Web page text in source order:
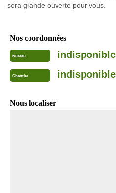
sera grande ouverte pour vous.
Nos coordonnées
Bureau indisponible
Chantier indisponible
Nous localiser